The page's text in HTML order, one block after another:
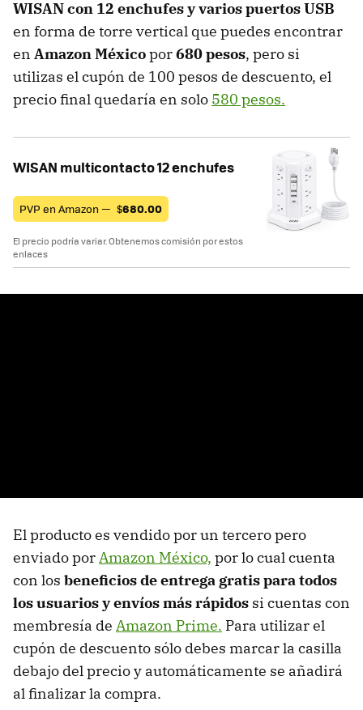
WISAN con 12 enchufes y varios puertos USB
en forma de torre vertical que puedes encontrar
en Amazon Méxicopor680 pesos, pero si
utilizas el cupón de 100 pesos de descuento, el
precio final quedaría en solo 580 pesos.
WISAN multicontacto 12 enchufes
PVP en Amazon — $680.00
El precio podría variar. Obtenemos comisión por estos
enlaces
El producto es vendido por un tercero pero
enviado porAmazon México, por lo cual cuenta
con los beneficios de entrega gratis para todos
los usuarios y envíos más rápidos si cuentas con
membresía de Amazon Prime. Para utilizar el
cupón de descuento sólo debes marcar la casilla
debajo del precio y automáticamente se añadirá
al finalizar la compra.